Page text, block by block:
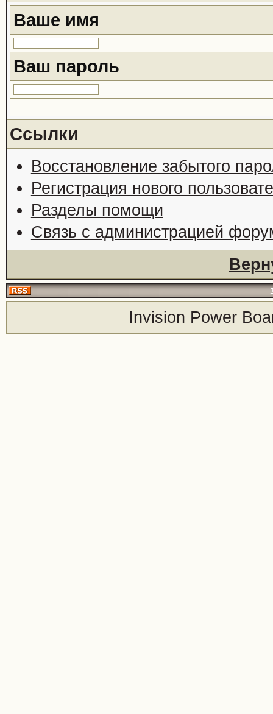
Ваше имя
Ваш пароль
Ссылки
Восстановление забытого
Регистрация нового
Разделы помощи
Связь с администрацией
Invision Power